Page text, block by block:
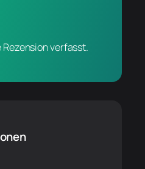
Rezension verfasst.